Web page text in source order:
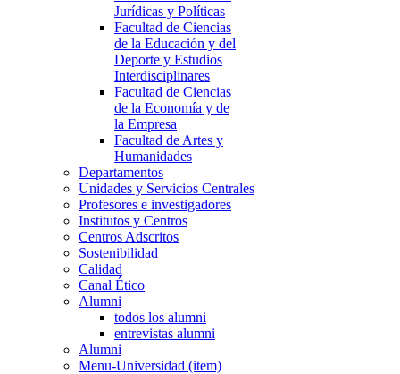
Jurídicas y Políticas
Facultad de Ciencias
de la Educación y del
Deporte y Estudios
Interdisciplinares
Facultad de Ciencias
de la Economía y de
la Empresa
Facultad de Artes y
Humanidades
Departamentos
Unidades y Servicios Centrales
Profesores e investigadores
Institutos y Centros
Centros Adscritos
Sostenibilidad
Calidad
Canal Ético
Alumni
todos los alumni
entrevistas alumni
Alumni
Menu-Universidad (item)